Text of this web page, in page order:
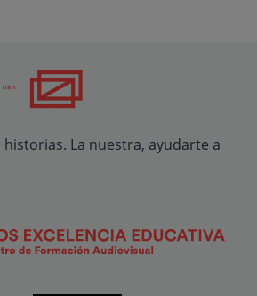
La nuestra, ayudarte a